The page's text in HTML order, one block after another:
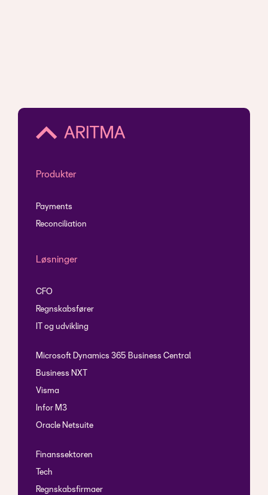
Produkter
Payments
Reconciliation
Løsninger
CFO
Regnskabsfører
IT og udvikling
Microsoft Dynamics 365 Business Central
Business NXT
Visma
Infor M3
Oracle Netsuite
Finanssektoren
Tech
Regnskabsfirmaer